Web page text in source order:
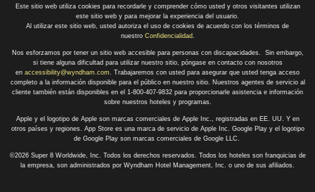
Este sitio web utiliza cookies para recordarle y comprender cómo usted y otros visitantes utilizan
este sitio web y para mejorar la experiencia del usuario.
Al utilizar este sitio web, usted autoriza el uso de cookies de acuerdo con los términos de
nuestro Confidencialidad.
Nos esforzamos por tener un sitio web accesible para personas con discapacidades. Sin embargo,
si tiene alguna dificultad para utilizar nuestro sitio, póngase en contacto con nosotros
en accessibility@wyndham.com. Trabajaremos con usted para asegurar que usted tenga acceso
completo a la información disponible para el público en nuestro sitio. Nuestros agentes de servicio al
cliente también están disponibles en el 1-800-407-9832 para proporcionarle asistencia e información
sobre nuestros hoteles y programas.
Apple y el logotipo de Apple son marcas comerciales de Apple Inc., registradas en EE. UU. Y en
otros países y regiones. App Store es una marca de servicio de Apple Inc. Google Play y el logotipo
de Google Play son marcas comerciales de Google LLC.
©2026 Super 8 Worldwide, Inc. Todos los derechos reservados. Todos los hoteles son franquicias de
la empresa, son administrados por Wyndham Hotel Management, Inc. o uno de sus afiliados.